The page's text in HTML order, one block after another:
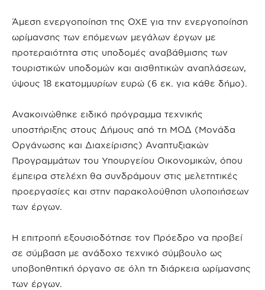
Άμεση ενεργοποίηση της ΟΧΕ για την ενεργοποίηση
ωρίμανσης των επόμενων μεγάλων έργων με
προτεραιότητα στις υποδομές αναβάθμισης των
τουριστικών υποδομών και αισθητικών αναπλάσεων,
ύψους 18 εκατομμυρίων ευρώ (6 εκ. για κάθε δήμο).
Ανακοινώθηκε ειδικό πρόγραμμα τεχνικής
υποστήριξης στους Δήμους από τη ΜΟΔ (Μονάδα
Οργάνωσης και Διαχείρισης) Αναπτυξιακών
Προγραμμάτων του Υπουργείου Οικονομικών, όπου
έμπειρα στελέχη θα συνδράμουν στις μελετητικές
προεργασίες και στην παρακολούθηση υλοποιήσεων
των έργων.
Η επιτροπή εξουσιοδότησε τον Πρόεδρο να προβεί
σε σύμβαση με ανάδοχο τεχνικό σύμβουλο ως
υποβοηθητική όργανο σε όλη τη διάρκεια ωρίμανσης
των έργων.